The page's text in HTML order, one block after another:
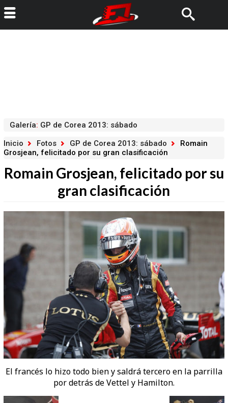
Galería: GP de Corea 2013: sábado
Inicio
Fotos GP de Corea 2013: sábado
Romain
Grosjean, felicitado por su gran clasificación
Romain Grosjean, felicitado por su
gran clasificación
El francés lo hizo todo bien y saldrá tercero en la parrilla
por detrás de Vettel y Hamilton.